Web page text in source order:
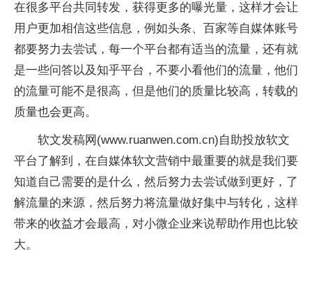
在很多平台共同转发，获得更多的曝光量，这样才会让
用户更加相信这些信息，例如头条、百家等自媒体账号
都要努力去尝试，每一个平台都有适当的流量，还有就
是一些问答以及知乎平台，不要小看他们的流量，他们
的流量可能不是很高，但是他们的质量比较高，转载的
质量也会更高。
软文发稿网(www.ruanwen.com.cn)自助投放软文
平台了解到，在自媒体软文营销中最重要的就是我们要
知道自己需要的是什么，然后努力去尝试做到更好，了
解流量的来源，然后努力将流量做好集中与转化，这样
带来的收益才会最高，对小微企业来说帮助作用也比较
大。